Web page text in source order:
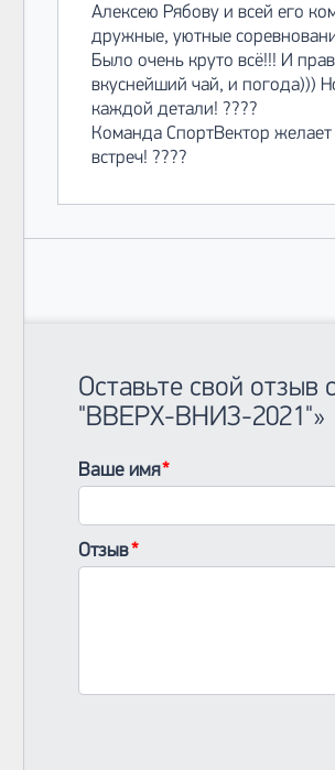
Алексею Рябову и всей его
дружные, уютные
Было очень круто всё!!! И
вкуснейший чай, и погода)))
каждой детали! ????
Команда СпортВектор
встреч! ????
Оставьте свой
"ВВЕРХ-ВНИЗ-2021"»
Ваше имя
Отзыв